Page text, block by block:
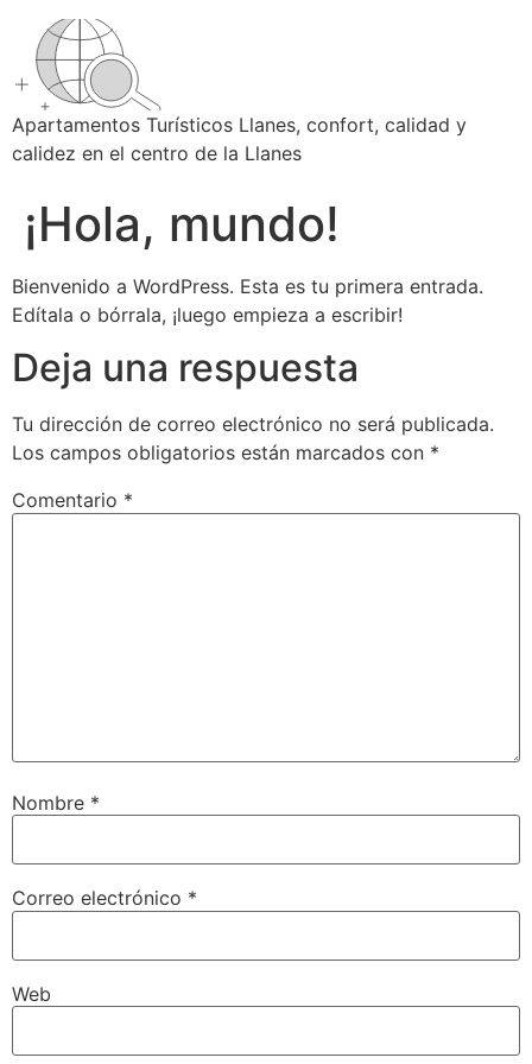
Apartamentos Turísticos Llanes, confort, calidad y
calidez en el centro de la Llanes
¡Hola, mundo!
Bienvenido a WordPress. Esta es tu primera entrada.
Edítala o bórrala, ¡luego empieza a escribir!
Deja una respuesta
Tu dirección de correo electrónico no será publicada.
Los campos obligatorios están marcados con *
Comentario *
Nombre *
Correo electrónico *
Web